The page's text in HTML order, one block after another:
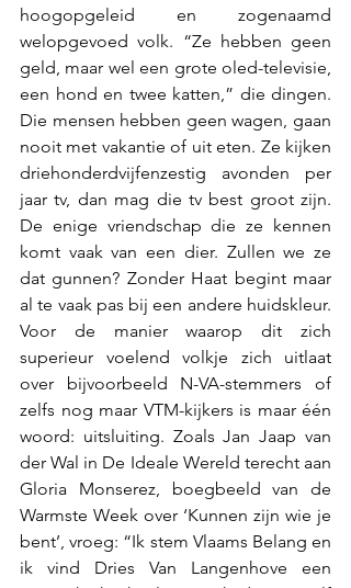
hoogopgeleid en zogenaamd
welopgevoed volk. “Ze hebben geen
geld, maar wel een grote oled-televisie,
een hond en twee katten,” die dingen.
Die mensen hebben geen wagen, gaan
nooit met vakantie of uit eten. Ze kijken
driehonderdvijfenzestig avonden per
jaar tv, dan mag die tv best groot zijn.
De enige vriendschap die ze kennen
komt vaak van een dier. Zullen we ze
dat gunnen? Zonder Haat begint maar
al te vaak pas bij een andere huidskleur.
Voor de manier waarop dit zich
superieur voelend volkje zich uitlaat
over bijvoorbeeld N-VA-stemmers of
zelfs nog maar VTM-kijkers is maar één
woord: uitsluiting. Zoals Jan Jaap van
der Wal in De Ideale Wereld terecht aan
Gloria Monserez, boegbeeld van de
Warmste Week over ‘Kunnen zijn wie je
bent’, vroeg: “Ik stem Vlaams Belang en
ik vind Dries Van Langenhove een